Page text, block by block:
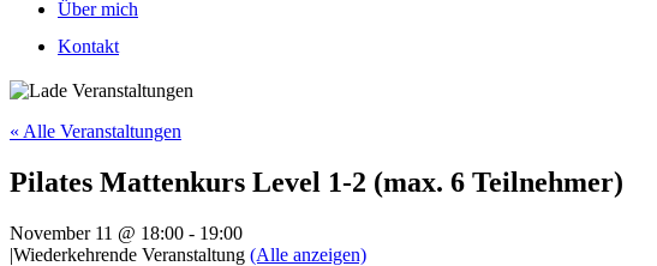
Über mich
Kontakt
« Alle Veranstaltungen
Pilates Mattenkurs Level 1-2 (max. 6 Teilnehmer)
November 11 @ 18:00 - 19:00
|Wiederkehrende Veranstaltung (Alle anzeigen)